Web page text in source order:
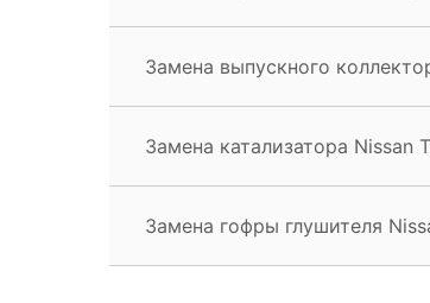
Замена выпускного
Замена катализатора Nissan
Замена гофры глушителя